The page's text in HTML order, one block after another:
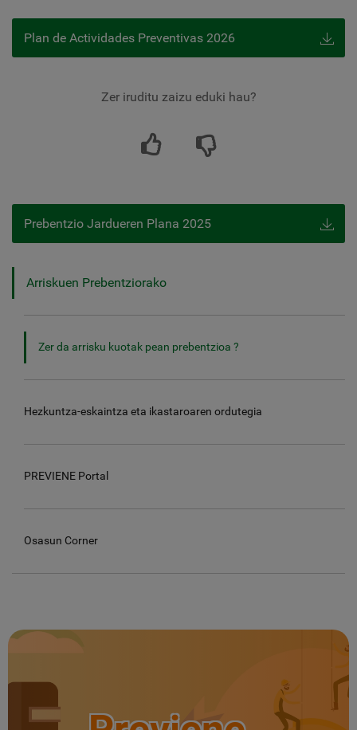
Plan de Actividades Preventivas 2026
Zer iruditu zaizu eduki hau?
Prebentzio Jardueren Plana 2025
Arriskuen Prebentziorako
Zer da arrisku kuotak pean prebentzioa ?
Hezkuntza-eskaintza eta ikastaroaren ordutegia
PREVIENE Portal
Osasun Corner